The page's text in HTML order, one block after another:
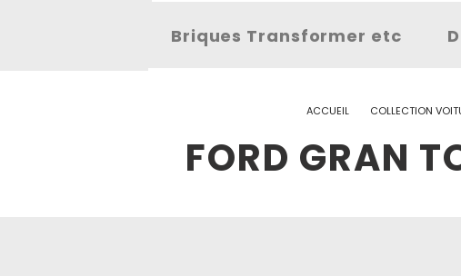
Briques Transformer etc
ACCUEIL COLLECTION
FORD GRAN